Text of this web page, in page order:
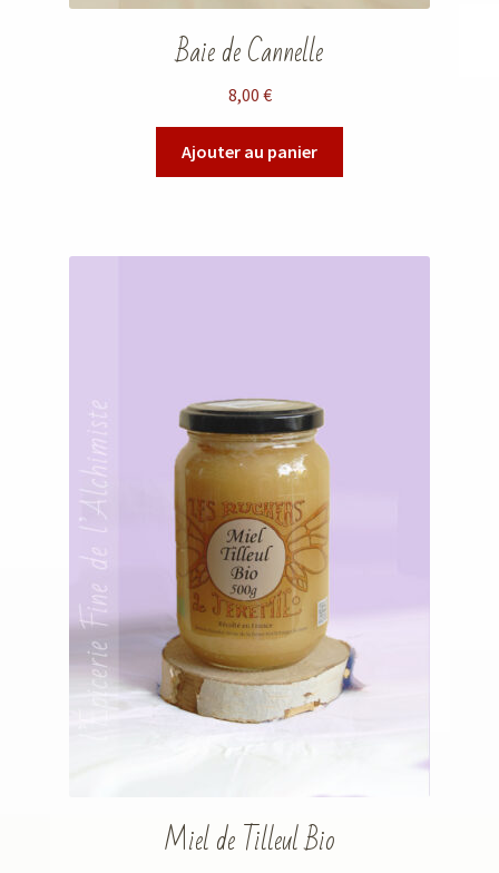
Baie de Cannelle
8,00 €
Ajouter au panier
Miel de Tilleul Bio